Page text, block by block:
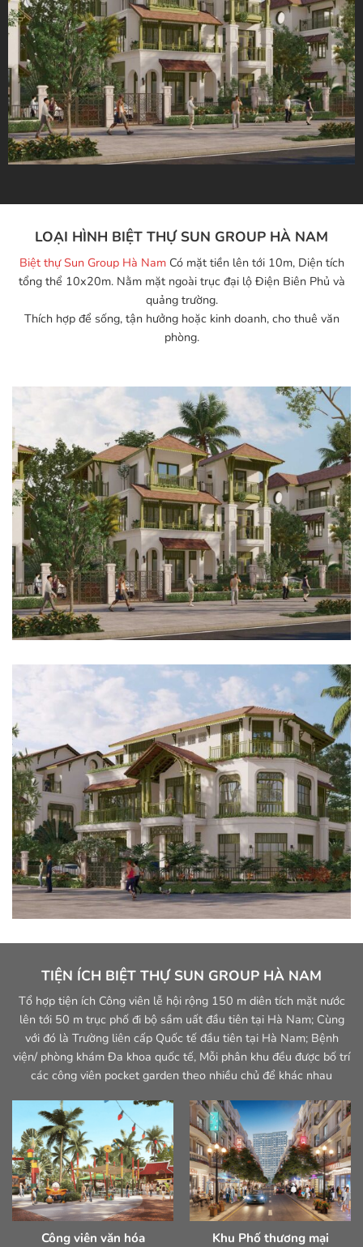
LOẠI HÌNH BIỆT THỰ SUN GROUP HÀ NAM
Biệt thự Sun Group Hà NamCó mặt tiền lên tới 10m, Diện tích
tổng thể 10x20m. Nằm mặt ngoài trục đại lộ Điện Biên Phủ và
quảng trường.
Thích hợp để sống, tận hưởng hoặc kinh doanh, cho thuê văn
phòng.
TIỆN ÍCH BIỆT THỰ SUN GROUP HÀ NAM
Tổ hợp tiện ích Công viên lễ hội rộng 150 m diên tích mặt nước
lên tới 50 m trục phố đi bộ sầm uất đầu tiên tại Hà Nam; Cùng
với đó là Trường liên cấp Quốc tế đầu tiên tại Hà Nam; Bệnh
viện/ phòng khám Đa khoa quốc tế, Mỗi phân khu đều được bố trí
các công viên pocket garden theo nhiều chủ để khác nhau
Công viên văn hóa Khu Phố thương mại